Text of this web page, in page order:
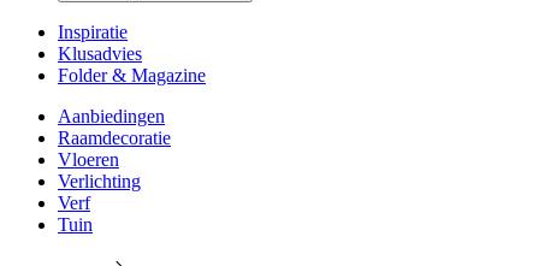
Inspiratie
Klusadvies
Folder & Magazine
Aanbiedingen
Raamdecoratie
Vloeren
Verlichting
Verf
Tuin